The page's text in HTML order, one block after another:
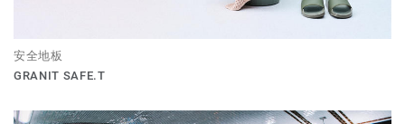
安全地板
GRANIT SAFE.T